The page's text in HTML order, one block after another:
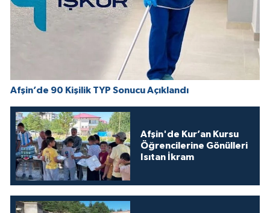
Afşin’de 90 Kişilik TYP Sonucu Açıklandı
Afşin'de Kur’an Kursu
Öğrencilerine Gönülleri
Isıtan İkram